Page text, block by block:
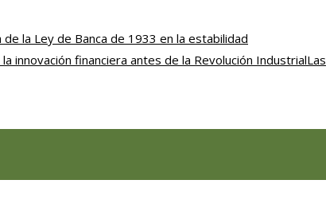
de la Ley de Banca de 1933 en la estabilidad
innovación financiera antes de la Revolución IndustrialLas